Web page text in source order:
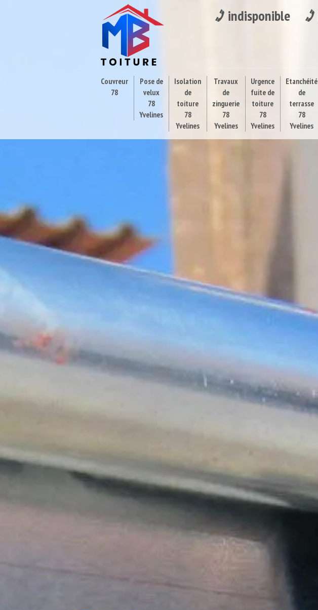
indisponible
Couvreur
78
Pose de
velux
78
Yvelines
Isolation
de
toiture
78
Yvelines
Travaux
de
zinguerie
78
Yvelines
Urgence
fuite de
toiture
78
Yvelines
Etanchéité
de
terrasse
78
Yvelines